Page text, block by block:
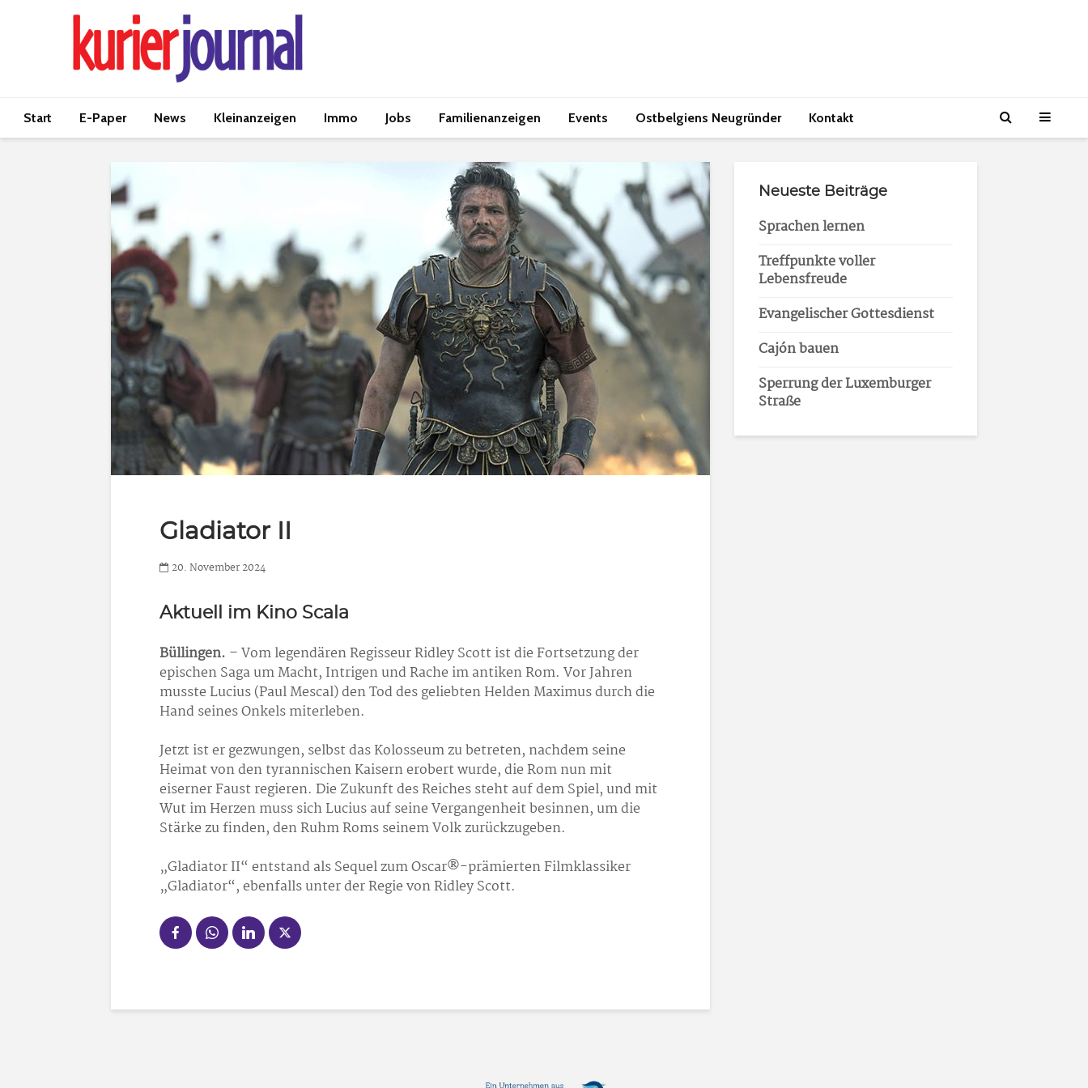
Start E-Paper News Kleinanzeigen Immo Jobs Familienanzeigen Events Ostbelgiens Neugründer Kontakt
Gladiator II
20. November 2024
Aktuell im Kino Scala
Büllingen. – Vom legendären Regisseur Ridley Scott ist die Fortsetzung der
epischen Saga um Macht, Intrigen und Rache im antiken Rom. Vor Jahren
musste Lucius (Paul Mescal) den Tod des geliebten Helden Maximus durch die
Hand seines Onkels miterleben.
Jetzt ist er gezwungen, selbst das Kolosseum zu betreten, nachdem seine
Heimat von den tyrannischen Kaisern erobert wurde, die Rom nun mit
eiserner Faust regieren. Die Zukunft des Reiches steht auf dem Spiel, und mit
Wut im Herzen muss sich Lucius auf seine Vergangenheit besinnen, um die
Stärke zu finden, den Ruhm Roms seinem Volk zurückzugeben.
„Gladiator II“ entstand als Sequel zum Oscar®-prämierten Filmklassiker
„Gladiator“, ebenfalls unter der Regie von Ridley Scott.
Neueste Beiträge
Sprachen lernen
Treffpunkte voller
Lebensfreude
Evangelischer Gottesdienst
Cajón bauen
Sperrung der Luxemburger
Straße